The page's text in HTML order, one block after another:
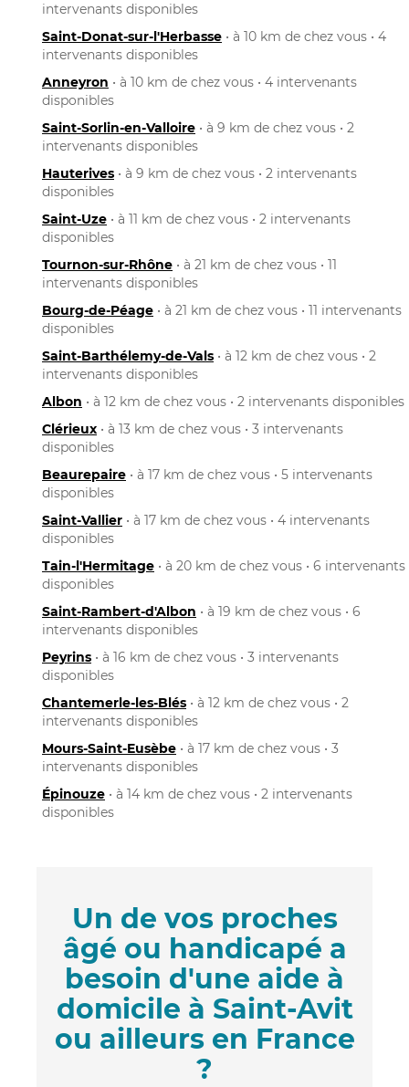
intervenants disponibles
Saint-Donat-sur-l'Herbasse • à 10 km de chez vous • 4
intervenants disponibles
Anneyron • à 10 km de chez vous • 4 intervenants
disponibles
Saint-Sorlin-en-Valloire • à 9 km de chez vous • 2
intervenants disponibles
Hauterives • à 9 km de chez vous • 2 intervenants
disponibles
Saint-Uze • à 11 km de chez vous • 2 intervenants
disponibles
Tournon-sur-Rhône • à 21 km de chez vous • 11
intervenants disponibles
Bourg-de-Péage • à 21 km de chez vous • 11 intervenants
disponibles
Saint-Barthélemy-de-Vals • à 12 km de chez vous • 2
intervenants disponibles
Albon • à 12 km de chez vous • 2 intervenants disponibles
Clérieux • à 13 km de chez vous • 3 intervenants
disponibles
Beaurepaire • à 17 km de chez vous • 5 intervenants
disponibles
Saint-Vallier • à 17 km de chez vous • 4 intervenants
disponibles
Tain-l'Hermitage • à 20 km de chez vous • 6 intervenants
disponibles
Saint-Rambert-d'Albon • à 19 km de chez vous • 6
intervenants disponibles
Peyrins • à 16 km de chez vous • 3 intervenants
disponibles
Chantemerle-les-Blés • à 12 km de chez vous • 2
intervenants disponibles
Mours-Saint-Eusèbe • à 17 km de chez vous • 3
intervenants disponibles
Épinouze • à 14 km de chez vous • 2 intervenants
disponibles
Un de vos proches
âgé ou handicapé a
besoin d'une aide à
domicile à Saint-Avit
ou ailleurs en France
?